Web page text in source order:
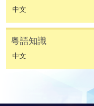
繳費靈網上服務
碼，請瀏覽繳費
*信用咭網上繳費
中文
粵語知識
中文